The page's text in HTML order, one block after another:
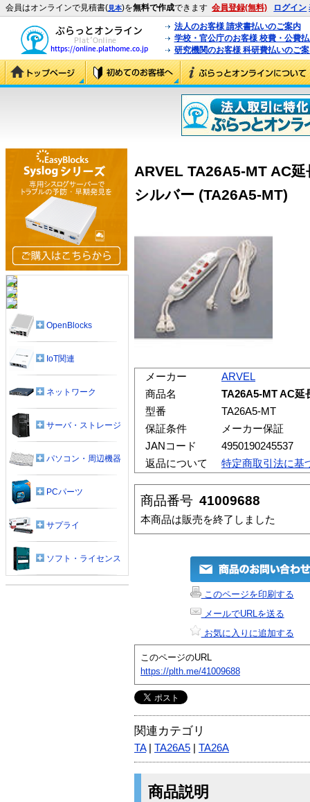
会員はオンラインで見積書(見本)を無料で作成できます 会員登録(無料) ログイン
法人のお客様 請求書払いのご案内
学校・官公庁のお客様 校費・公費
研究機関のお客様 科研費払いのご
ARVEL TA26A5-MT AC
シルバー (TA26A5-MT)
メーカー
ARVEL
商品名
TA26A5-MT AC延
型番
TA26A5-MT
保証条件
メーカー保証
JANコード
4950190245537
返品について
特定商取引法に基
商品番号 41009688
本商品は販売を終了しました
このページを印刷する
メールでURLを送る
お気に入りに追加する
このページのURL
https://plth.me/41009688
関連カテゴリ
TA| TA26A5 TA26A
商品説明
OpenBlocks
IoT関連
ネットワーク
サーバ・ストレージ
パソコン・周辺機器
PCパーツ
サプライ
ソフト・ライセンス